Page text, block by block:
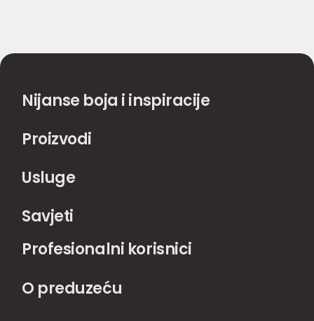
Nijanse boja i inspiracije
Proizvodi
Usluge
Savjeti
Profesionalni korisnici
O preduzeću